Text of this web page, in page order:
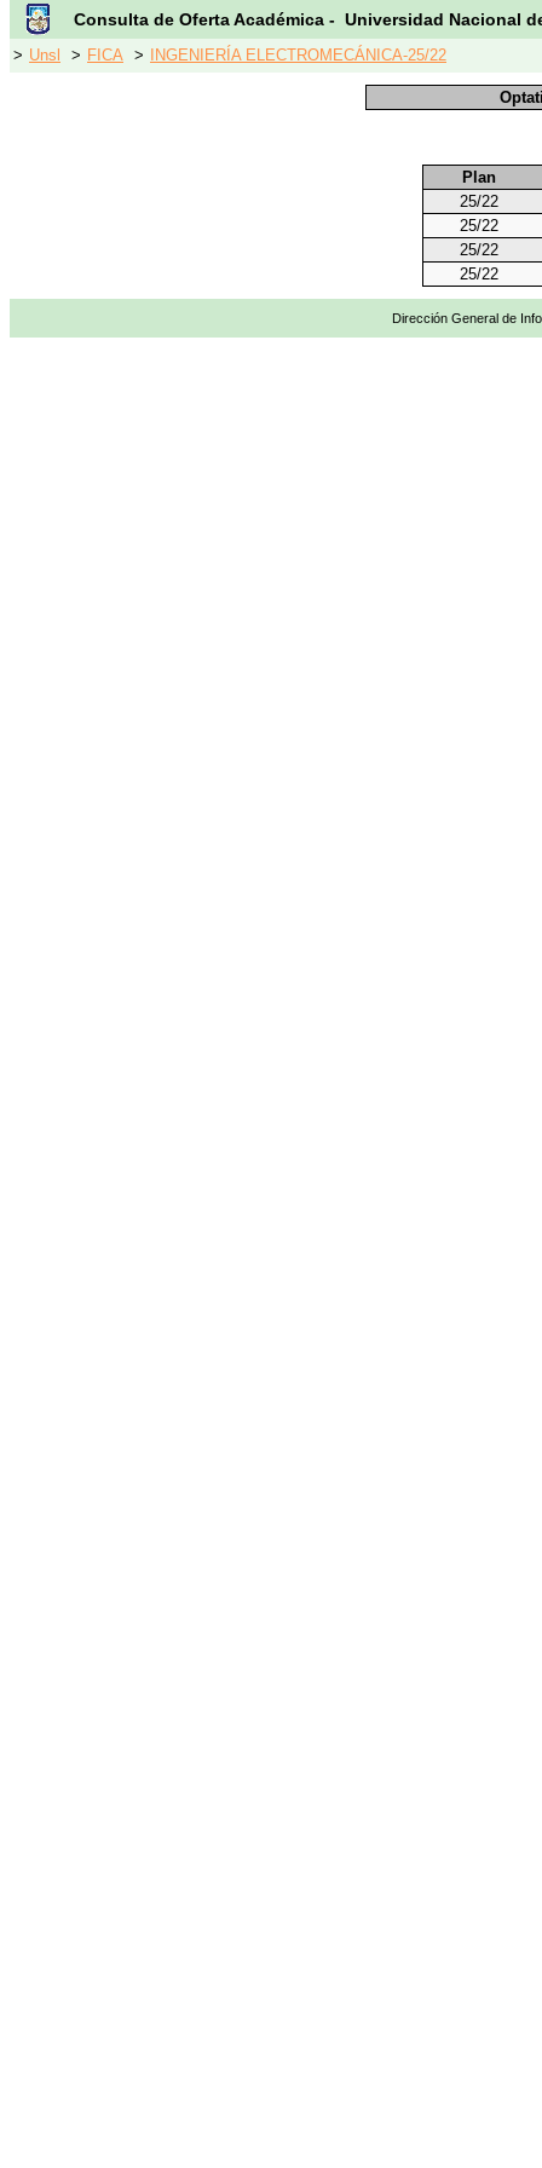
Consulta de Oferta Académica - Universidad Nacional
> Unsl > FICA > INGENIERÍA ELECTROMECÁNICA-25/22
Plan
25/22
25/22
25/22
25/22
Dirección General de